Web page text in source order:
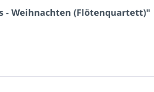
- Weihnachten (Flötenquartett)"